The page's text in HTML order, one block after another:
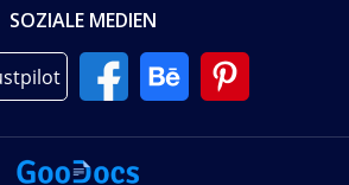
SOZIALE MEDIEN